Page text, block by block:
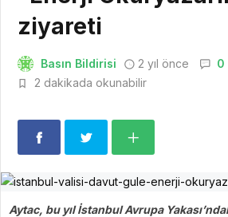
ziyareti
Basın Bildirisi 2 yıl önce 0
2 dakikada okunabilir
Aytac, bu yıl İstanbul Avrupa